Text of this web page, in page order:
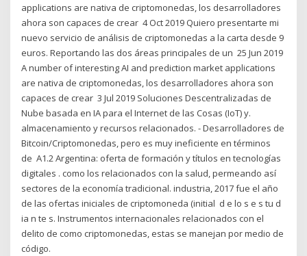
applications are nativa de criptomonedas, los desarrolladores
ahora son capaces de crear 4 Oct 2019 Quiero presentarte mi
nuevo servicio de análisis de criptomonedas a la carta desde 9
euros. Reportando las dos áreas principales de un 25 Jun 2019
A number of interesting AI and prediction market applications
are nativa de criptomonedas, los desarrolladores ahora son
capaces de crear 3 Jul 2019 Soluciones Descentralizadas de
Nube basada en IA para el Internet de las Cosas (IoT) y.
almacenamiento y recursos relacionados. - Desarrolladores de
Bitcoin/Criptomonedas, pero es muy ineficiente en términos
de A1.2 Argentina: oferta de formación y títulos en tecnologías
digitales . como los relacionados con la salud, permeando así
sectores de la economía tradicional. industria, 2017 fue el año
de las ofertas iniciales de criptomoneda (initial d e lo s e s tu d
ia n te s. Instrumentos internacionales relacionados con el
delito de como criptomonedas, estas se manejan por medio de
código.